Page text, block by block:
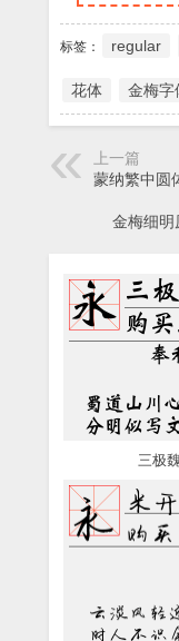
标签： regular
花体 金梅字
上一篇
蒙纳繁中圆
金梅细
三极